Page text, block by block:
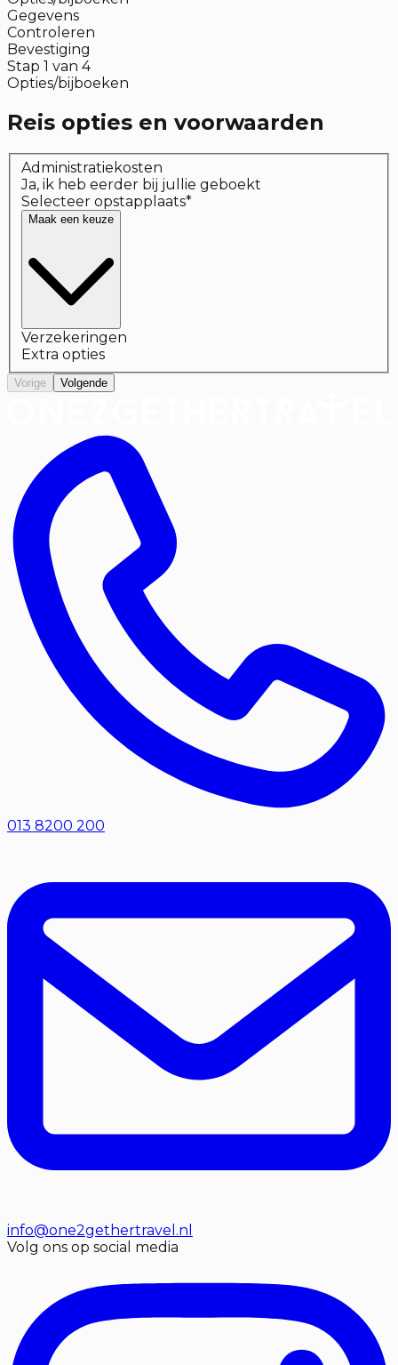
Gegevens
Controleren
Bevestiging
Stap 1 van 4
Opties/bijboeken
Reis opties en voorwaarden
Administratiekosten
Ja, ik heb eerder bij jullie geboekt
Selecteer opstapplaats*
Maak een keuze
Verzekeringen
Extra opties
Vorige Volgende
013 8200 200
info@one2gethertravel.nl
Volg ons op social media